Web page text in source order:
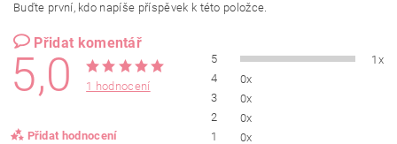
Buďte první, kdo napíše příspěvek k této položce.
Přidat komentář
5,0 1 hodnocení
Přidat hodnocení
5
1x
4
0x
3
0x
2
0x
1
0x